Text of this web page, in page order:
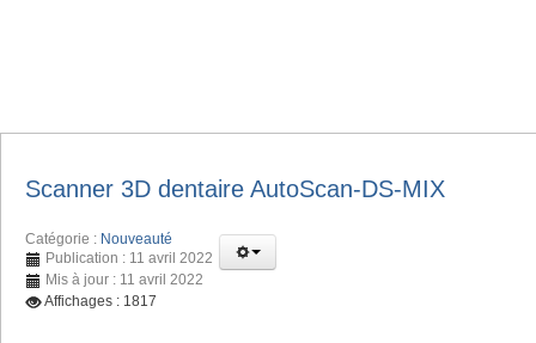
Scanner 3D dentaire AutoScan-DS-MIX
Catégorie : Nouveauté
Publication : 11 avril 2022
Mis à jour : 11 avril 2022
Affichages : 1817